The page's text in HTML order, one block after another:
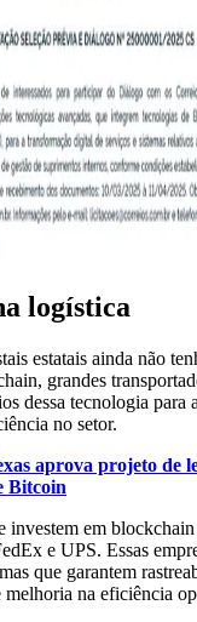
logística
estatais ainda não
grandes
dessa tecnologia para
no setor.
aprova projeto de
Bitcoin
investem em
e UPS. Essas
que garantem
melhoria na eficiência